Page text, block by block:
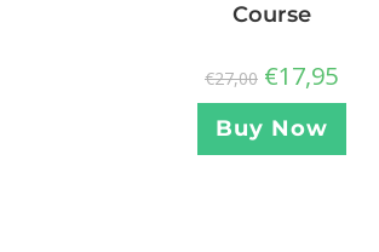
Course
€27,00 €17,95
Buy Now